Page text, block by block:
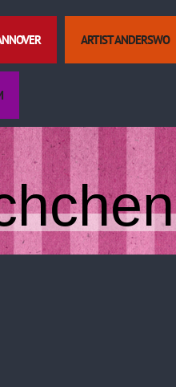
ARTIST ANDERSWO